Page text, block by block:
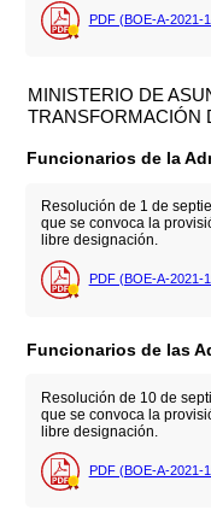
PDF (BOE-A-2021-
MINISTERIO DE
TRANSFORMACIÓN
Funcionarios de la
Resolución de 1 de
que se convoca la
libre designación.
PDF (BOE-A-2021-
Funcionarios de las
Resolución de 10 de
que se convoca la
libre designación.
PDF (BOE-A-2021-